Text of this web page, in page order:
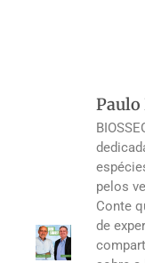
Paulo
pelos
Conte
de